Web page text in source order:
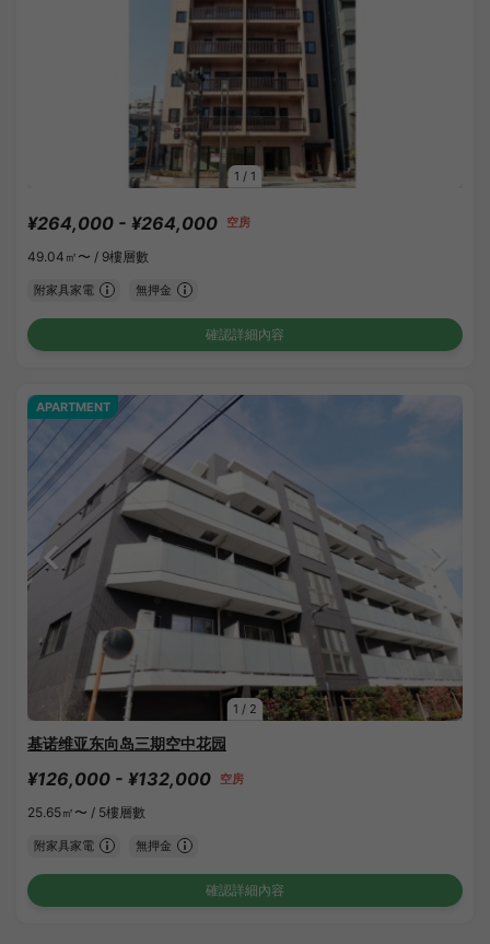
1 / 1
¥264,000 - ¥264,000 空房
49.04㎡〜 / 9樓層數
附家具家電 無押金
確認詳細內容
1 / 2
APARTMENT
基诺维亚东向岛三期空中花园
¥126,000 - ¥132,000 空房
25.65㎡〜 / 5樓層數
附家具家電 無押金
確認詳細內容